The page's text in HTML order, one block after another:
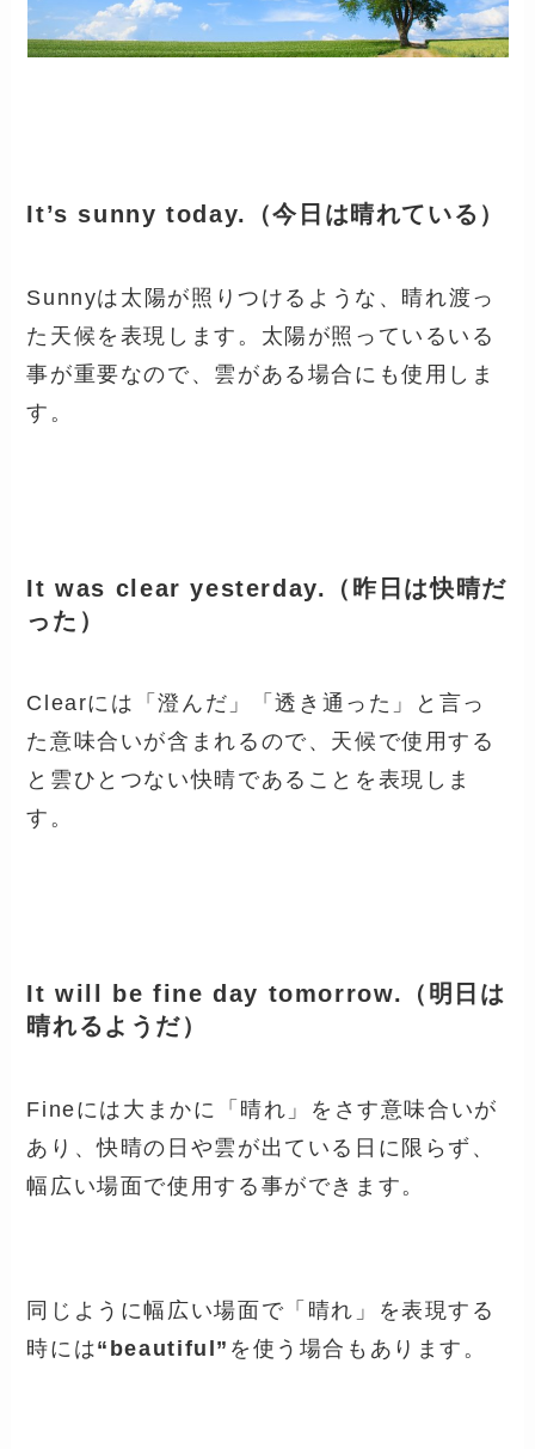
It’s sunny today.（今日は晴れている）
Sunnyは太陽が照りつけるような、晴れ渡っ
た天候を表現します。太陽が照っているいる
事が重要なので、雲がある場合にも使用しま
す。
It was clear yesterday.（昨日は快晴だ
った）
Clearには「澄んだ」「透き通った」と言っ
た意味合いが含まれるので、天候で使用する
と雲ひとつない快晴であることを表現しま
す。
It will be fine day tomorrow.（明日は
晴れるようだ）
Fineには大まかに「晴れ」をさす意味合いが
あり、快晴の日や雲が出ている日に限らず、
幅広い場面で使用する事ができます。
同じように幅広い場面で「晴れ」を表現する
時には“beautiful” を使う場合もあります。